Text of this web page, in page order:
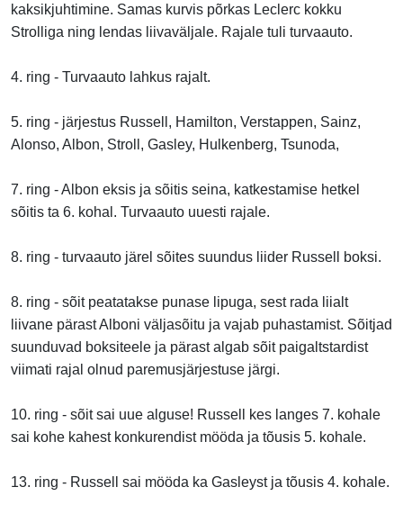
kaksikjuhtimine. Samas kurvis põrkas Leclerc kokku
Strolliga ning lendas liivaväljale. Rajale tuli turvaauto.
4. ring - Turvaauto lahkus rajalt.
5. ring - järjestus Russell, Hamilton, Verstappen, Sainz,
Alonso, Albon, Stroll, Gasley, Hulkenberg, Tsunoda,
7. ring - Albon eksis ja sõitis seina, katkestamise hetkel
sõitis ta 6. kohal. Turvaauto uuesti rajale.
8. ring - turvaauto järel sõites suundus liider Russell boksi.
8. ring - sõit peatatakse punase lipuga, sest rada liialt
liivane pärast Alboni väljasõitu ja vajab puhastamist. Sõitjad
suunduvad boksiteele ja pärast algab sõit paigaltstardist
viimati rajal olnud paremusjärjestuse järgi.
10. ring - sõit sai uue alguse! Russell kes langes 7. kohale
sai kohe kahest konkurendist mööda ja tõusis 5. kohale.
13. ring - Russell sai mööda ka Gasleyst ja tõusis 4. kohale.